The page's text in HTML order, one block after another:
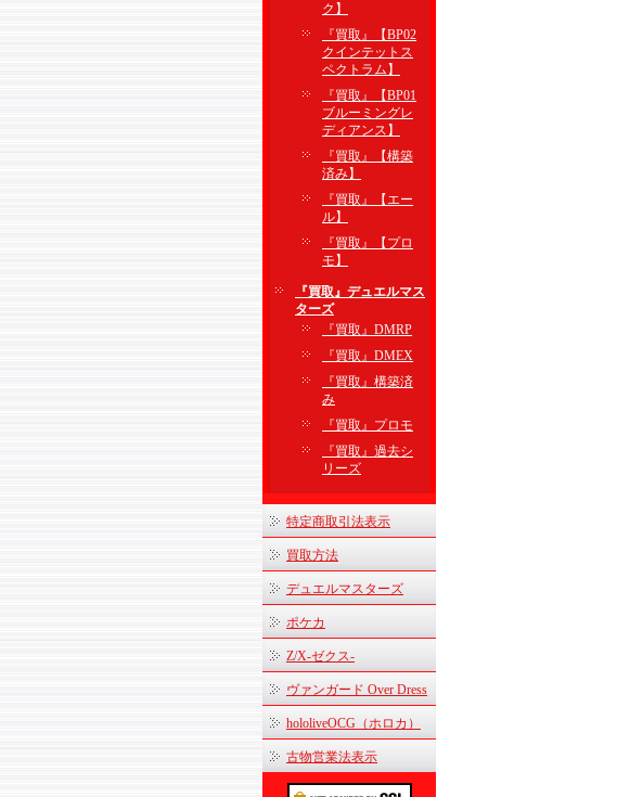
ク】
『買取』【BP02
クインテットス
ペクトラム】
『買取』【BP01
ブルーミングレ
ディアンス】
『買取』【構築
済み】
『買取』【エー
ル】
『買取』【プロ
モ】
『買取』デュエルマス
ターズ
『買取』DMRP
『買取』DMEX
『買取』構築済
み
『買取』プロモ
『買取』過去シ
リーズ
特定商取引法表示
買取方法
デュエルマスターズ
ポケカ
Z/X-ゼクス-
ヴァンガード Over Dress
hololiveOCG（ホロカ）
古物営業法表示